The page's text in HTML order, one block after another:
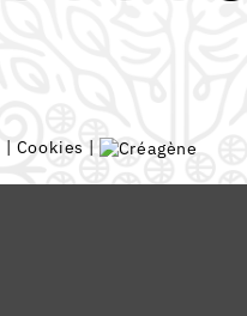
| Cookies |